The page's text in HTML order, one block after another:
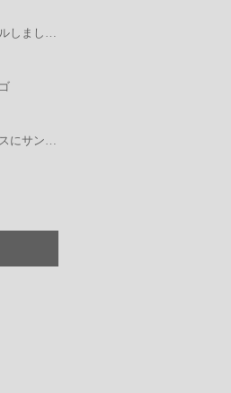
ホームページリニューアルしました。
クリニックの待合スペースにサンゴ水槽（倉敷市導入事例）